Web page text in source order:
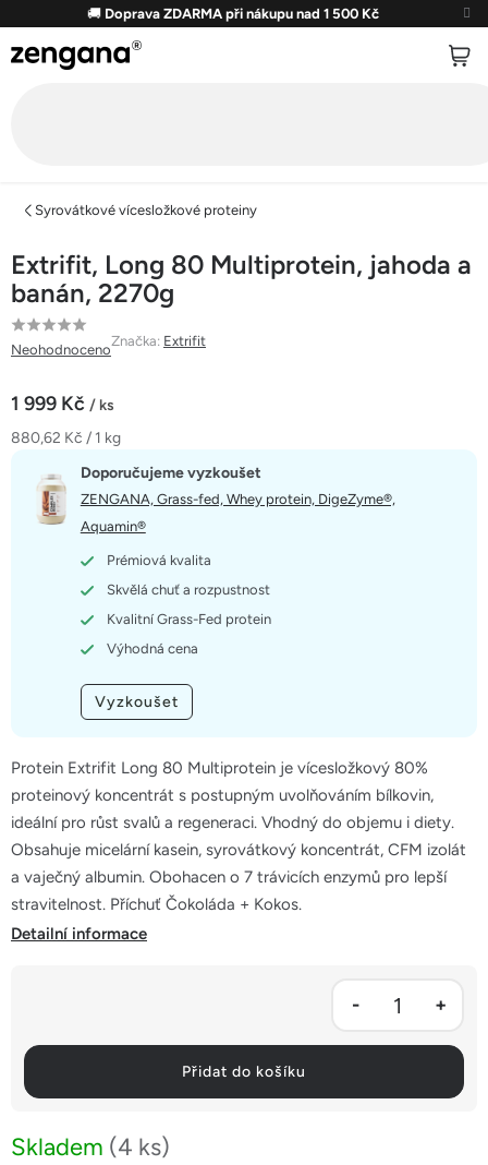
obsah
🚚 Doprava ZDARMA při nákupu nad 1 500 Kč
Syrovátkové vícesložkové proteiny
Extrifit, Long 80 Multiprotein, jahoda a
banán, 2270g
Průměrné
hodnocení
je
0,0
hvězdiček.
Neohodnoceno
Značka: Extrifit
1 999 Kč / ks
Měrná
880,62 Kč / 1 kg
Skladem (4 ks)
Přidat do košíku
Protein Extrifit Long 80 Multiprotein je vícesložkový 80%
proteinový koncentrát s postupným uvolňováním bílkovin,
ideální pro růst svalů a regeneraci. Vhodný do objemu i diety.
Obsahuje micelární kasein, syrovátkový koncentrát, CFM izolát
a vaječný albumin. Obohacen o 7 trávicích enzymů pro lepší
stravitelnost. Příchuť Čokoláda + Kokos.
Doporučujeme vyzkoušet
ZENGANA, Grass-fed, Whey protein, DigeZyme®,
Aquamin®
Prémiová kvalita
Skvělá chuť a rozpustnost
Kvalitní Grass-Fed protein
Výhodná cena
Vyzkoušet
Detailní informace